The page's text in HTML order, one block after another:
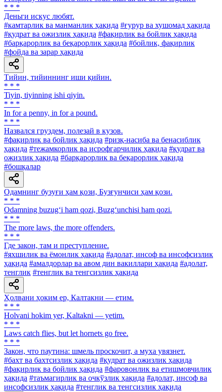
* * *
Деньги искус любят.
#камтарлик ва манманлик ҳақида #ғурур ва хушомад ҳақида
#қудрат ва ожизлик ҳақида #фақирлик ва бойлик ҳақида
#барқарорлик ва беқарорлик ҳақида #бойлик, фақирлик
#фойда ва зарар ҳақида
Тийин, тийиннинг иши қийин.
* * *
Tiyin, tiyinning ishi qiyin.
* * *
In for a penny, in for a pound.
* * *
Назвался груздем, полезай в кузов.
#фақирлик ва бойлик ҳақида #ризқ-насиба ва бенасиблик
ҳақида #тежамкорлик ва исрофгарчилик ҳақида #қудрат ва
ожизлик ҳақида #барқарорлик ва беқарорлик ҳақида
#бошқалар
Одамнинг бузуғи ҳам қози, Бузғунчиси ҳам қози.
* * *
Odamning buzug‘i ham qozi, Buzg‘unchisi ham qozi.
* * *
The more laws, the more offenders.
* * *
Где закон, там и преступление.
#яхшилик ва ёмонлик ҳақида #адолат, инсоф ва инсофсизлик
ҳақида #амалдорлар ва авом дин вакиллари ҳақида #адолат,
тенглик #тенглик ва тенгсизлик ҳақида
Ҳолвани ҳоким ер, Калтакни — етим.
* * *
Holvani hokim yer, Kaltakni — yetim.
* * *
Laws catch flies, but let hornets go free.
* * *
Закон, что паутина: шмель проскочит, а муха увязнет.
#бахт ва бахтсизлик ҳақида #қудрат ва ожизлик ҳақида
#фақирлик ва бойлик ҳақида #фаровонлик ва етишмовчилик
ҳақида #таъмагирлик ва очкўзлик ҳақида #адолат, инсоф ва
инсофсизлик ҳақида #тенглик ва тенгсизлик ҳақида